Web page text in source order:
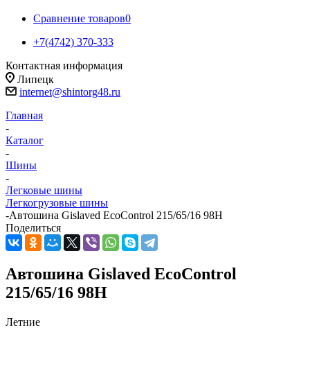
Сравнение товаров0
+7(4742) 370-333
Контактная информация
Липецк
internet@shintorg48.ru
Главная
-
Каталог
-
Шины
-
Легковые шины
Легкогрузовые шины
-Автошина Gislaved EcoControl 215/65/16 98H
Поделиться
Автошина Gislaved EcoControl
215/65/16 98H
Летние